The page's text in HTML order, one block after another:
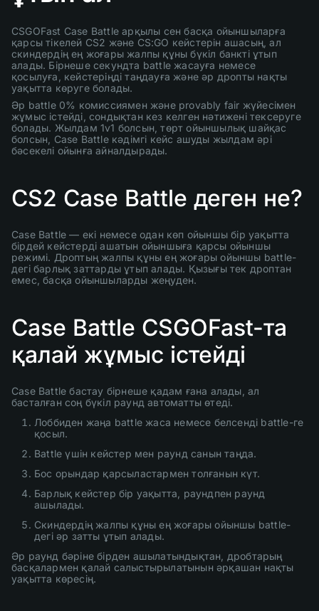
CSGOFast Case Battle арқылы сен басқа ойыншыларға
қарсы тікелей CS2 және CS:GO кейстерін ашасың, ал
скиндердің ең жоғары жалпы құны бүкіл банкті ұтып
алады. Бірнеше секундта battle жасауға немесе
қосылуға, кейстеріңді таңдауға және әр дропты нақты
уақытта көруге болады.
Әр battle 0% комиссиямен және provably fair жүйесімен
жұмыс істейді, сондықтан кез келген нәтижені тексеруге
болады. Жылдам 1v1 болсын, төрт ойыншылық шайқас
болсын, Case Battle кәдімгі кейс ашуды жылдам әрі
бәсекелі ойынға айналдырады.
CS2 Case Battle деген не?
Case Battle — екі немесе одан көп ойыншы бір уақытта
бірдей кейстерді ашатын ойыншыға қарсы ойыншы
режимі. Дроптың жалпы құны ең жоғары ойыншы battle-
дегі барлық заттарды ұтып алады. Қызығы тек дроптан
емес, басқа ойыншыларды жеңуден.
Case Battle CSGOFast-та
қалай жұмыс істейді
Case Battle бастау бірнеше қадам ғана алады, ал
басталған соң бүкіл раунд автоматты өтеді.
Лоббиден жаңа battle жаса немесе белсенді battle-ге
қосыл.
Battle үшін кейстер мен раунд санын таңда.
Бос орындар қарсыластармен толғанын күт.
Барлық кейстер бір уақытта, раундпен раунд
ашылады.
Скиндердің жалпы құны ең жоғары ойыншы battle-
дегі әр затты ұтып алады.
Әр раунд бәріне бірден ашылатындықтан, дробтарың
басқалармен қалай салыстырылатынын әрқашан нақты
уақытта көресің.